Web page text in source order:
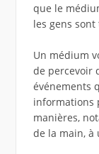
que le
les gens
Un médium
de percevoir
événements
informations
manières,
de la main, à